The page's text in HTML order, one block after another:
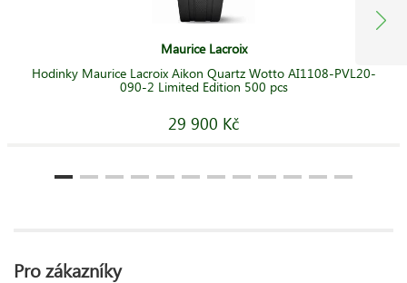
Maurice Lacroix
Hodinky Maurice Lacroix Aikon Quartz Wotto AI1108-PVL20-
090-2 Limited Edition 500 pcs
29 900 Kč
Pro zákazníky